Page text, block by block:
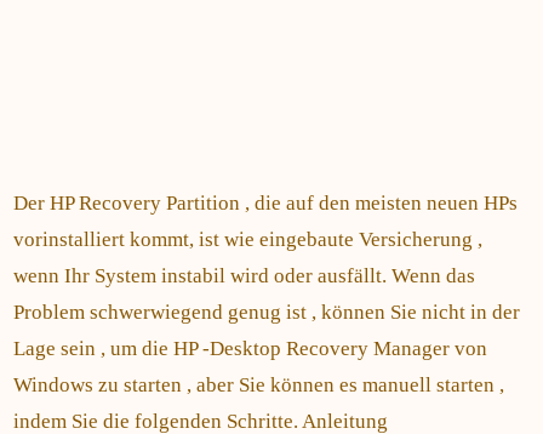
Der HP Recovery Partition , die auf den meisten neuen HPs
vorinstalliert kommt, ist wie eingebaute Versicherung ,
wenn Ihr System instabil wird oder ausfällt. Wenn das
Problem schwerwiegend genug ist , können Sie nicht in der
Lage sein , um die HP -Desktop Recovery Manager von
Windows zu starten , aber Sie können es manuell starten ,
indem Sie die folgenden Schritte. Anleitung